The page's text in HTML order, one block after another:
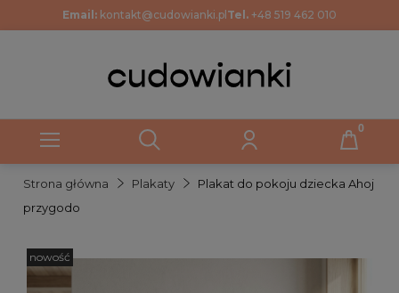
Email: kontakt@cudowianki.pl Tel. +48 519 462 010
Strona główna Plakaty
Plakat do pokoju dziecka Ahoj
przygodo
nowość